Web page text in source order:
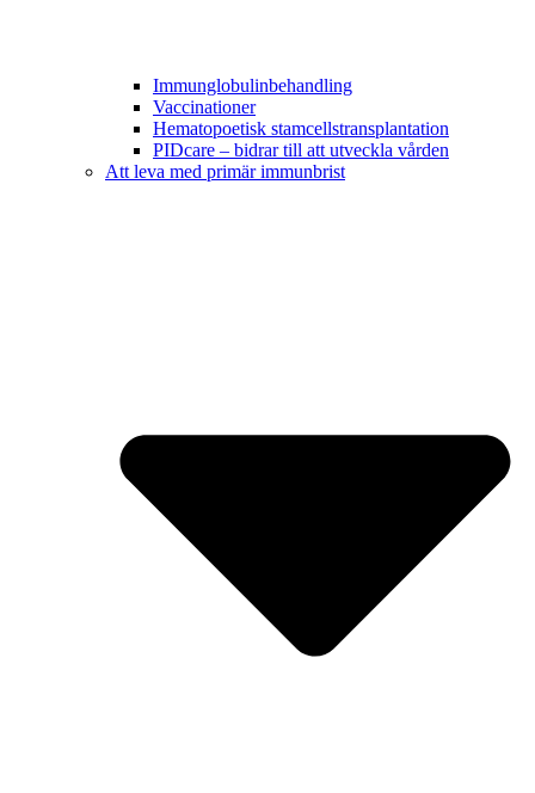
Immunglobulinbehandling
Vaccinationer
Hematopoetisk stamcellstransplantation
PIDcare – bidrar till att utveckla vården
Att leva med primär immunbrist